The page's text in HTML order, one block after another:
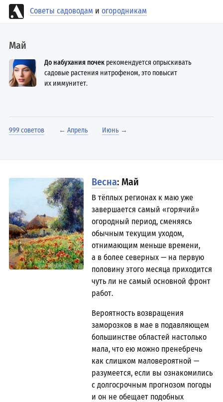
Советы садоводам иогородникам
Май
До набухания почек рекомендуется опрыскивать
садовые растения нитрофеном, это повысит
их иммунитет.
999 советов ← Апрель Июнь →
Весна: Май
В тёплых регионах к маю уже
завершается самый «горячий»
огородный период, сменяясь
обычным текущим уходом,
отнимающим меньше времени,
а в более северных — на первую
половину этого месяца приходится
чуть ли не самый основной фронт
работ.
Вероятность возвращения
заморозков в мае в подавляющем
большинстве областей настолько
мала, что ею можно пренебречь
как слишком маловероятной —
разумеется, если вы ознакомились
с долгосрочным прогнозом погоды
и он не обещает подобных